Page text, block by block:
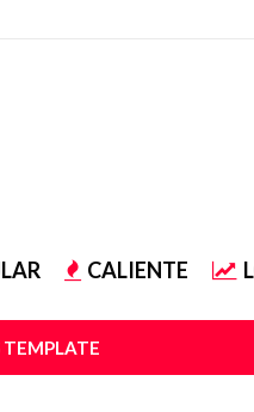
CALIENTE